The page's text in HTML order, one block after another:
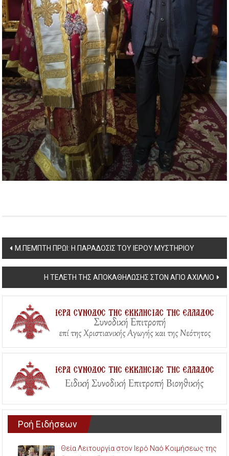
Post
navigation
Μ.ΠΕΜΠΤΗ ΠΡΩΙ: Η ΠΑΡΑΔΟΣΙΣ ΤΟΥ ΙΕΡΟΥ ΜΥΣΤΗΡΙΟΥ
Η ΤΕΛΕΤΗ ΤΗΣ ΑΠΟΚΑΘΗΛΩΣΗΣ ΣΤΟΝ ΑΓΙΟ ΑΧΙΛΛΙΟ
Ροή Ειδήσεων
Θεία Λειτουργία στον Ιερό Ναό Κοιμήσεως της